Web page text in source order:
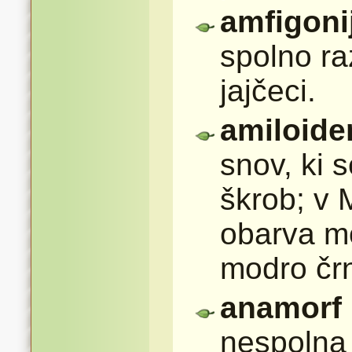
spolno
jajčeci.
snov, ki
škrob; v
obarva
modro
anamorf